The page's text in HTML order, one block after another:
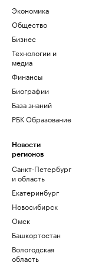
Экономика
Общество
Бизнес
Технологии и
медиа
Финансы
Биографии
База знаний
РБК Образование
Новости
регионов
Санкт-Петербург
и область
Екатеринбург
Новосибирск
Омск
Башкортостан
Вологодская
область